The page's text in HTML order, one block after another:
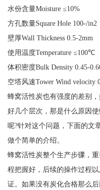
水份含量Moisture ≤10%
方孔数量Square Hole 100-/in2
壁厚Wall Thickness 0.5-2mm
使用温度Temperature ≤100℃
体积密度Bulk Density 0.45-
空塔风速Tower Wind velocity
蜂窝活性炭也有强度的差别
好几个层次，那是什么原因
呢?针对这个问题，下面的文
做个简单的介绍。
蜂窝活性炭整个生产步骤，
程把握好，后续的操作过程
证。如果没有炭化合格那么